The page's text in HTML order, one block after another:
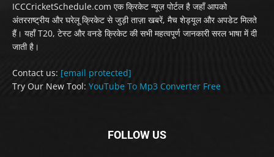
ICCCricketSchedule.com एक क्रिकेट न्यूज़ पोर्टल है जहाँ आपको
अंतरराष्ट्रीय और घरेलू क्रिकेट से जुड़ी ताज़ा खबरें, मैच शेड्यूल और अपडेट मिलते
हैं। यहाँ T20, टेस्ट और वनडे क्रिकेट की सभी महत्वपूर्ण जानकारी सरल भाषा में दी
जाती है।
Contact us: [email protected]
Try Our New Tool: YouTube To Mp3 Converter Free
FOLLOW US